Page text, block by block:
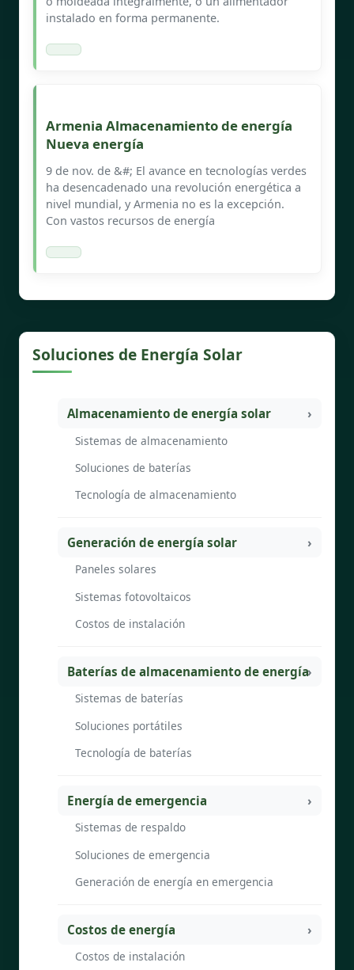
instalado en forma permanente.
Armenia Almacenamiento de energía
Nueva energía
9 de nov. de &#; El avance en tecnologías verdes
ha desencadenado una revolución energética a
nivel mundial, y Armenia no es la excepción.
Con vastos recursos de energía
Soluciones de Energía Solar
Almacenamiento de energía solar
Sistemas de almacenamiento
Soluciones de baterías
Tecnología de almacenamiento
Generación de energía solar
Paneles solares
Sistemas fotovoltaicos
Costos de instalación
Baterías de almacenamiento de energía
Sistemas de baterías
Soluciones portátiles
Tecnología de baterías
Energía de emergencia
Sistemas de respaldo
Soluciones de emergencia
Generación de energía en emergencia
Costos de energía
Costos de instalación